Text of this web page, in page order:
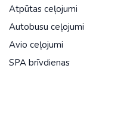
Atpūtas ceļojumi
Autobusu ceļojumi
Avio ceļojumi
SPA brīvdienas